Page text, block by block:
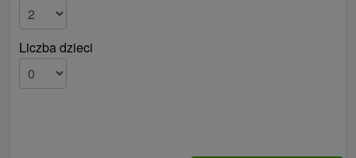
Liczba dzieci